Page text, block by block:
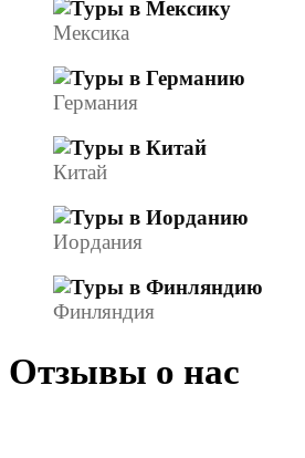
Мексика
Германия
Китай
Иордания
Финляндия
Отзывы о нас